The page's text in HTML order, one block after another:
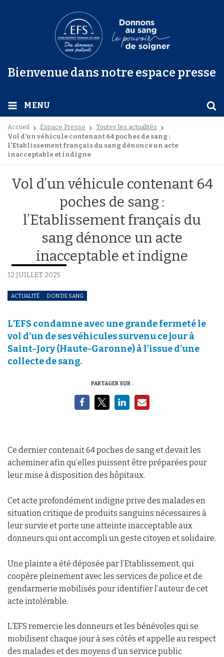
Bienvenue dans notre espace presse
MENU
Accueil Espace Presse
Toutes les actualités
Vol d’un véhicule contenant 64 poches de sang :
l’Etablissement français du sang dénonce un acte
inacceptable et indigne
Vol d’un véhicule contenant 64
poches de sang :
l’Etablissement français du
sang dénonce un acte
inacceptable et indigne
12 JUILLET 2025
ACTUALITÉ DON DE SANG
L’EFS condamne avec une grande fermeté le
vol d’un de ses véhicules survenu ce jour à
Saint-Jory (Haute-Garonne) à l’issue d’une
collecte de sang.
PARTAGER SUR :
Ce dernier contenait 64 poches de sang et devait les
acheminer afin qu’elles puissent être préparées pour
leur mise à disposition des hôpitaux.
Cet acte profondément indigne prive des malades en
situation critique de produits sanguins nécessaires à
leur survie et porte une atteinte inacceptable aux
donneurs qui ont accompli un geste citoyen et solidaire.
Une plainte a été déposée par l’Etablissement, qui
coopère pleinement avec les services de police et de
gendarmerie mobilisés pour identifier l’auteur de cet
acte intolérable.
L’EFS remercie les donneurs et les bénévoles qui se
mobilisent chaque jour à ses côtés et appelle au respect
des malades et des moyens d’un service public